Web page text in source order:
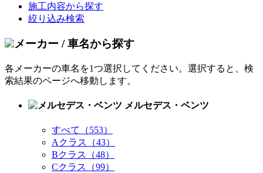
施工内容から探す
絞り込み検索
メーカー / 車名から探す
各メーカーの車名を1つ選択してください。選択すると、検
索結果のページへ移動します。
メルセデス・ベンツ
すべて（553）
Aクラス（43）
Bクラス（48）
Cクラス（99）